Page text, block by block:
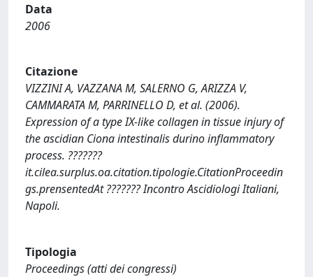
Data
2006
Citazione
VIZZINI A, VAZZANA M, SALERNO G, ARIZZA V,
CAMMARATA M, PARRINELLO D, et al. (2006).
Expression of a type IX-like collagen in tissue injury of
the ascidian Ciona intestinalis durino inflammatory
process. ???????
it.cilea.surplus.oa.citation.tipologie.CitationProceedin
gs.prensentedAt ??????? Incontro Ascidiologi Italiani,
Napoli.
Tipologia
Proceedings (atti dei congressi)